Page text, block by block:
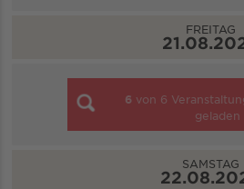
FREITAG
6 von 6
geladen
SAMSTAG